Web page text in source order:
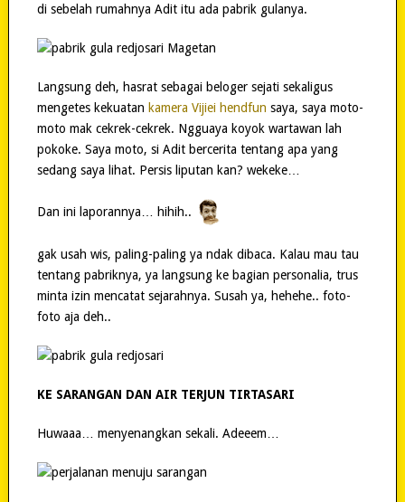
di sebelah rumahnya Adit itu ada pabrik gulanya.
Langsung deh, hasrat sebagai beloger sejati sekaligus
mengetes kekuatan kamera Vijiei hendfun saya, saya moto-
moto mak cekrek-cekrek. Ngguaya koyok wartawan lah
pokoke. Saya moto, si Adit bercerita tentang apa yang
sedang saya lihat. Persis liputan kan? wekeke…
Dan ini laporannya… hihih..
gak usah wis, paling-paling ya ndak dibaca. Kalau mau tau
tentang pabriknya, ya langsung ke bagian personalia, trus
minta izin mencatat sejarahnya. Susah ya, hehehe.. foto-
foto aja deh..
KE SARANGAN DAN AIR TERJUN TIRTASARI
Huwaaa… menyenangkan sekali. Adeeem…